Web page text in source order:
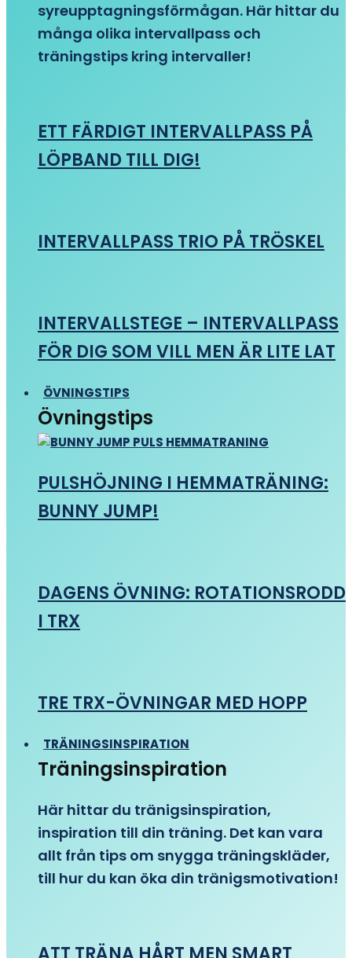
syreupptagningsförmågan. Här hittar du
många olika intervallpass och
träningstips kring intervaller!
ETT FÄRDIGT INTERVALLPASS PÅ
LÖPBAND TILL DIG!
INTERVALLPASS TRIO PÅ TRÖSKEL
INTERVALLSTEGE – INTERVALLPASS
FÖR DIG SOM VILL MEN ÄR LITE LAT
ÖVNINGSTIPS
Övningstips
PULSHÖJNING I HEMMATRÄNING:
BUNNY JUMP!
DAGENS ÖVNING: ROTATIONSRODD
I TRX
TRE TRX-ÖVNINGAR MED HOPP
TRÄNINGSINSPIRATION
Träningsinspiration
Här hittar du tränigsinspiration,
inspiration till din träning. Det kan vara
allt från tips om snygga träningskläder,
till hur du kan öka din tränigsmotivation!